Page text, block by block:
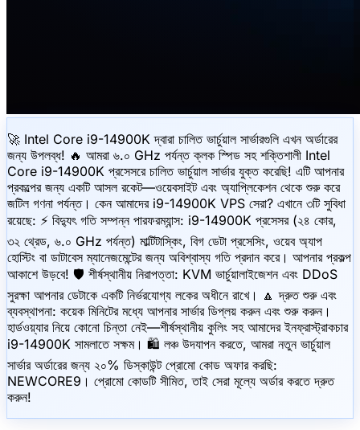
🚀 Intel Core i9-14900K দ্বারা চালিত ভার্চুয়াল সার্ভারগুলি এখন অর্ডারের
জন্য উপলব্ধ! 🔥 আমরা ৬.০ GHz পর্যন্ত ক্লক স্পিড সহ শক্তিশালী Intel
Core i9-14900K প্রসেসরে চালিত ভার্চুয়াল সার্ভার যুক্ত করেছি! এটি আপনার
প্রকল্পের জন্য একটি আসল রকেট—ওয়েবসাইট এবং অ্যাপ্লিকেশন থেকে শুরু করে
জটিল গণনা পর্যন্ত। কেন আমাদের i9-14900K VPS সেরা? এখানে ৩টি সুবিধা
রয়েছে: ⚡️ বিদ্যুৎ গতি সম্পন্ন পারফরম্যান্স: i9-14900K প্রসেসর (২৪ কোর,
৩২ থ্রেড, ৬.০ GHz পর্যন্ত) মাল্টিটাস্কিং, বিগ ডেটা প্রসেসিং, ওয়েব অ্যাপ
হোস্টিং বা ডাটাবেস ম্যানেজমেন্টের জন্য অবিশ্বাস্য গতি প্রদান করে। আপনার প্রকল্প
আকাশে উড়বে! 🛡 শীর্ষস্থানীয় নিরাপত্তা: KVM ভার্চুয়ালাইজেশন এবং DDoS
সুরক্ষা আপনার ডেটাকে একটি নির্ভরযোগ্য লকের অধীনে রাখে। 🔼 দ্রুত শুরু এবং
ব্যবস্থাপনা: কয়েক মিনিটের মধ্যে আপনার সার্ভার ডিপ্লয় করুন এবং শুরু করুন।
হার্ডওয়্যার নিয়ে কোনো চিন্তা নেই—শীর্ষস্থানীয় কুলিং সহ আমাদের ইনফ্রাস্ট্রাকচার
i9-14900K সামলাতে সক্ষম। 🛍 লঞ্চ উদযাপন করতে, আমরা নতুন ভার্চুয়াল
সার্ভার অর্ডারের জন্য ২০% ডিস্কাউন্ট প্রোমো কোড অফার করছি:
NEWCORE9। প্রোমো কোডটি সীমিত, তাই সেরা মূল্যে অর্ডার করতে দ্রুত
করুন!